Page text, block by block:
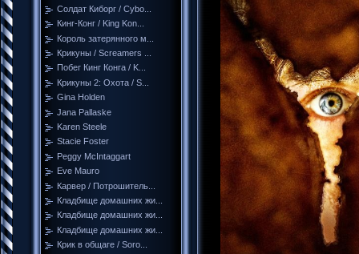
Солдат Киборг / Cybo...
Кинг-Конг / King Kon...
Король затерянного м...
Крикуны / Screamers ...
Побег Кинг Конга / K...
Крикуны 2: Охота / S...
Gina Holden
Jana Pallaske
Karen Steele
Stacie Foster
Peggy McIntaggart
Eve Mauro
Карвер / Потрошитель...
Кладбище домашних жи...
Кладбище домашних жи...
Кладбище домашних жи...
Крик в общаге / Soro...